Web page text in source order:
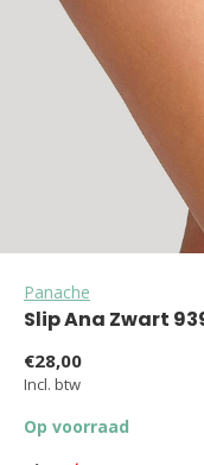
Panache
Slip Ana Zwart
€28,00
Incl. btw
Op voorraad